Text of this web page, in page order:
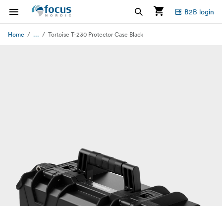
B2B login
Home ... Tortoise T-230 Protector Case Black